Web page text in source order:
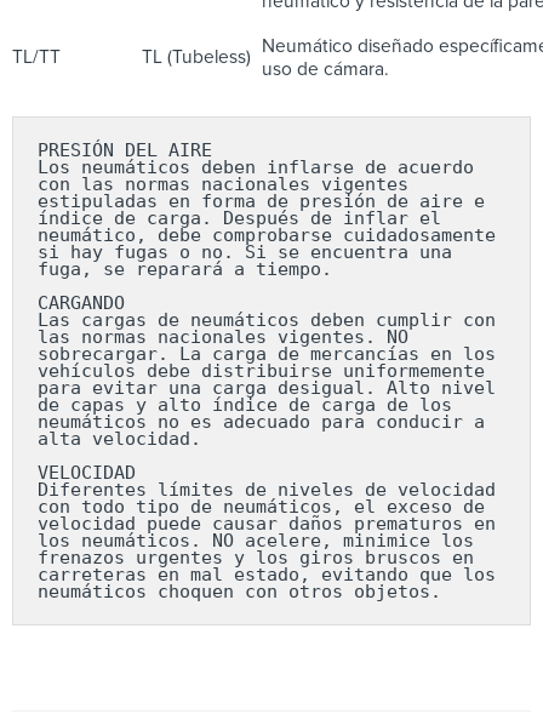
TL/TT TL (Tubeless) Neumático diseñado
uso de cámara.
PRESIÓN DEL AIRE
Los neumáticos deben inflarse de acuerdo
con las normas nacionales vigentes
estipuladas en forma de presión de aire e
índice de carga. Después de inflar el
neumático, debe comprobarse cuidadosamente
si hay fugas o no. Si se encuentra una
fuga, se reparará a tiempo.
CARGANDO
Las cargas de neumáticos deben cumplir con
las normas nacionales vigentes. NO
sobrecargar. La carga de mercancías en los
vehículos debe distribuirse uniformemente
para evitar una carga desigual. Alto nivel
de capas y alto índice de carga de los
neumáticos no es adecuado para conducir a
alta velocidad.
VELOCIDAD
Diferentes límites de niveles de velocidad
con todo tipo de neumáticos, el exceso de
velocidad puede causar daños prematuros en
los neumáticos. NO acelere, minimice los
frenazos urgentes y los giros bruscos en
carreteras en mal estado, evitando que los
neumáticos choquen con otros objetos.